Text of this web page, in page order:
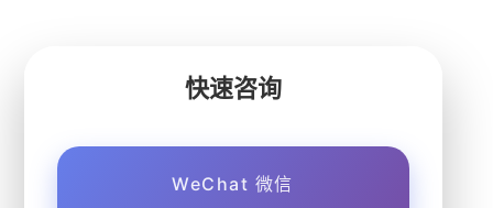
快速咨询
WeChat 微信